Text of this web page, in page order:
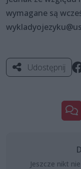
wymagane są
Udostępnij
Jeszcze nikt